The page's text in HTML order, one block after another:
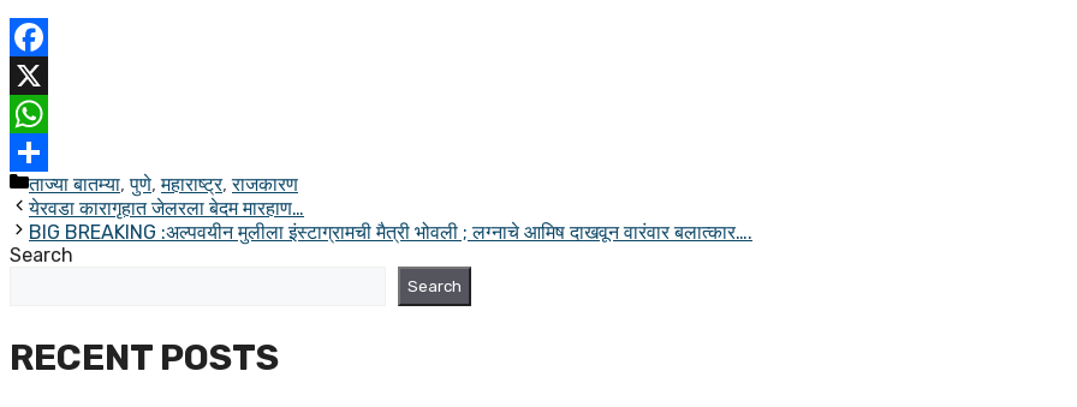
Facebook
X
WhatsApp
Share
Categories
ताज्या बातम्या,पुणे,महाराष्ट्र,राजकारण
येरवडा कारागृहात जेलरला बेदम मारहाण…
BIG BREAKING :अल्पवयीन मुलीला इंस्टाग्रामची मैत्री भोवली ; लग्नाचे आमिष दाखवून वारंवार बलात्कार….
Search
Search
RECENT POSTS